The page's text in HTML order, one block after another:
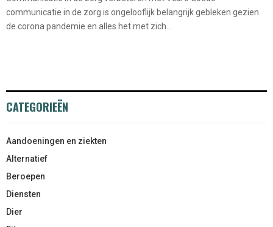
communicatie in de zorg is ongelooflijk belangrijk gebleken gezien
de corona pandemie en alles het met zich...
CATEGORIEËN
Aandoeningen en ziekten
Alternatief
Beroepen
Diensten
Dier